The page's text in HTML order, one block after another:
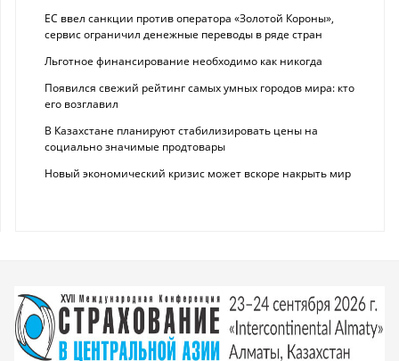
ЕС ввел санкции против оператора «Золотой Короны»,
сервис ограничил денежные переводы в ряде стран
Льготное финансирование необходимо как никогда
Появился свежий рейтинг самых умных городов мира: кто
его возглавил
В Казахстане планируют стабилизировать цены на
социально значимые продтовары
Новый экономический кризис может вскоре накрыть мир